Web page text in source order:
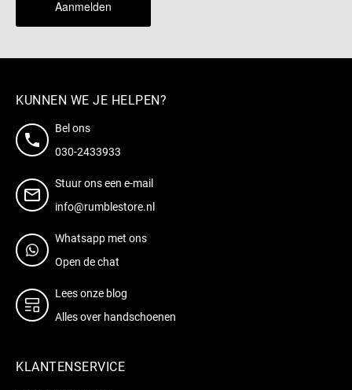
Aanmelden
KUNNEN WE JE HELPEN?
Bel ons
030-2433933
Stuur ons een e-mail
info@rumblestore.nl
Whatsapp met ons
Open de chat
Lees onze blog
Alles over handschoenen
KLANTENSERVICE